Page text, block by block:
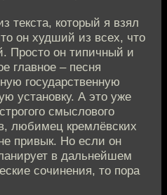
текста, который я взял
он худший из всех, что
Просто он типичный и
главное – песня
государственную
установку. А это уже
смыслового
любимец кремлёвских
привык. Но если он
в дальнейшем
сочинения, то пора